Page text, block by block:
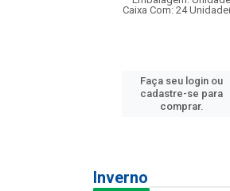
Caixa Com: 24
Faça seu login ou
cadastre-se para
comprar.
Inverno